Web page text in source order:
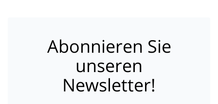
Abonnieren Sie
unseren
Newsletter!